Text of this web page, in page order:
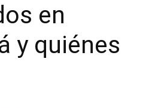
en
y quiénes